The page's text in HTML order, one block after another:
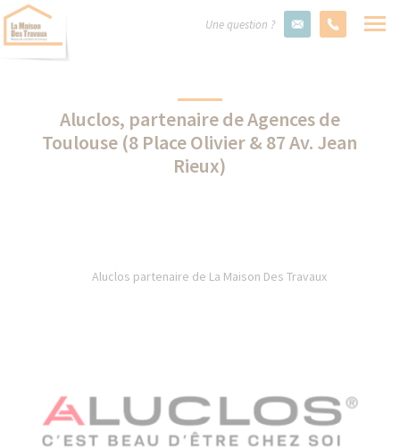
Une question ?
Aluclos, partenaire de Agences de
Toulouse (8 Place Olivier & 87 Av. Jean
Rieux)
Aluclos partenaire de La Maison Des Travaux